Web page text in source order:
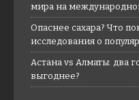
мира на
Опаснее сахара? Что
исследования о
Астана vs Алматы: два
выгоднее?